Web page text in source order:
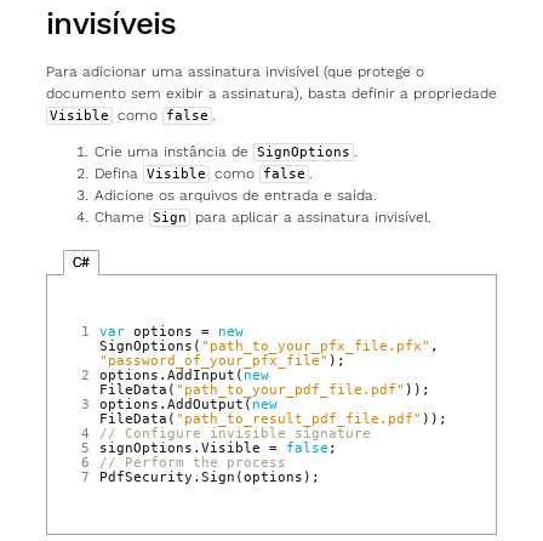
invisíveis
Para adicionar uma assinatura invisível (que protege o
documento sem exibir a assinatura), basta definir a propriedade
Visible como false .
Crie uma instância de SignOptions .
Defina Visible como false .
Adicione os arquivos de entrada e saída.
Chame
Sign para aplicar a assinatura invisível.
C#
1 var options =
new
SignOptions ( "path_to_your_pfx_file.pfx" ,
"password_of_your_pfx_file" );
2
options .AddInput ( new
FileData ( "path_to_your_pdf_file.pdf" ));
3
options .AddOutput ( new
FileData ( "path_to_result_pdf_file.pdf" ));
4
// Configure invisible signature
5
signOptions .Visible = false ;
6
// Perform the process
7
PdfSecurity .Sign (options );